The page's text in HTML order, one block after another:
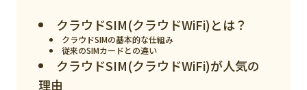
ニュース
クラウドSIM(クラウドWiFi)とは？
クラウドSIMの基本的な仕組み
従来のSIMカードとの違い
クラウドSIM(クラウドWiFi)が人気の
理由